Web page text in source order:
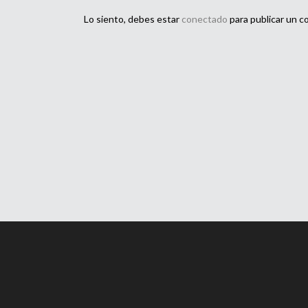
Lo siento, debes estar conectado para publicar un